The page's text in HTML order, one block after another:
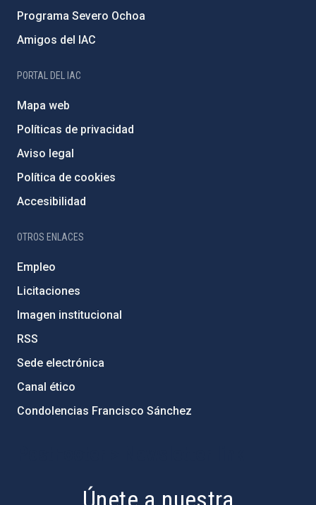
Programa Severo Ochoa
Amigos del IAC
PORTAL DEL IAC
Mapa web
Políticas de privacidad
Aviso legal
Política de cookies
Accesibilidad
OTROS ENLACES
Empleo
Licitaciones
Imagen institucional
RSS
Sede electrónica
Canal ético
Condolencias Francisco Sánchez
Únete a nuestra